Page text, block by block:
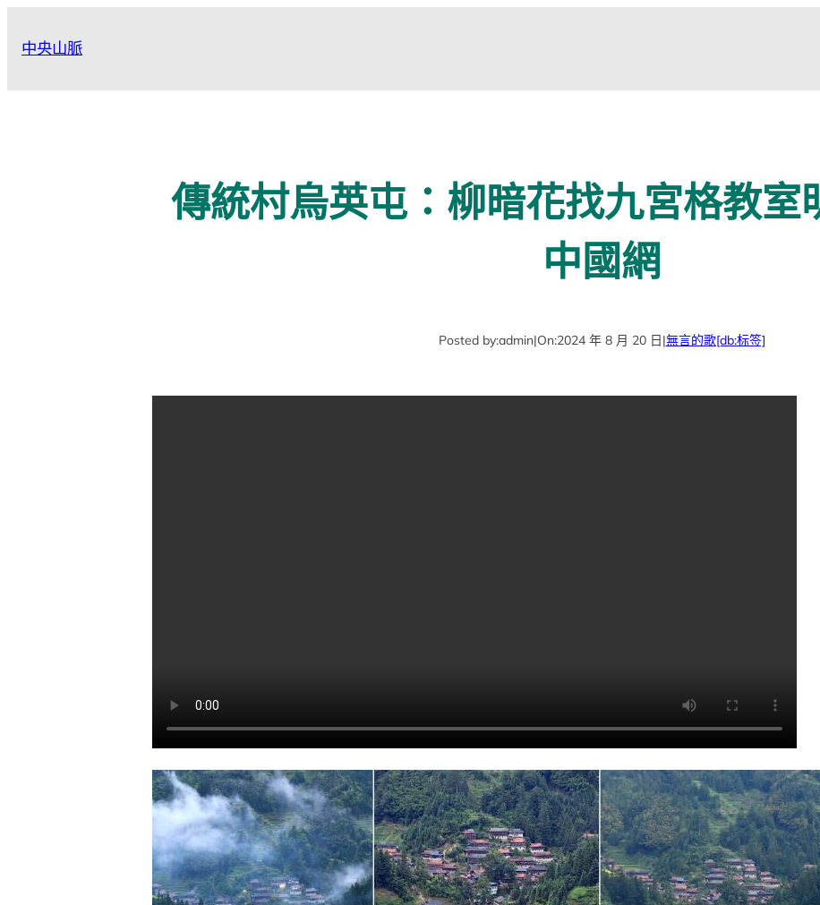
中央山脈
傳統村烏英屯：柳暗花找九宮格教
中國網
Posted by:admin|On:2024 年 8 月 20 日|無言的歌[db:标签]